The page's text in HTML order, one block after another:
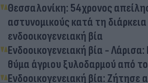
Θεσσαλονίκη: 54χρονος
αστυνομικούς κατά τη
ενδοοικογενειακή βία
Ενδοοικογενειακή βία -
θύμα άγριου ξυλοδαρμού από
Ενδοοικογενειακή βία: Ζήτησε